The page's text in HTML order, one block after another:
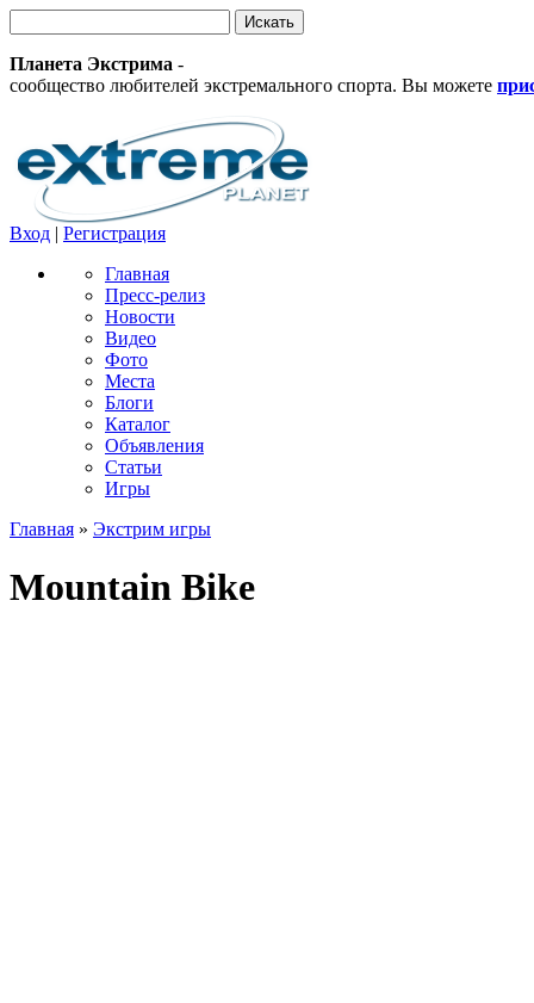
Планета Экстрима -
сообщество любителей экстремального спорта. Вы можете
Вход | Регистрация
Главная
Пресс-релиз
Новости
Видео
Фото
Места
Блоги
Каталог
Объявления
Статьи
Игры
Главная » Экстрим игры
Mountain Bike